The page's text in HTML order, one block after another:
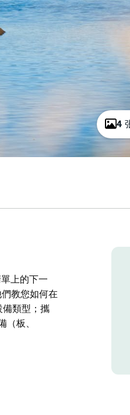
4
上的下一
教您如何在
類型；攜
板、